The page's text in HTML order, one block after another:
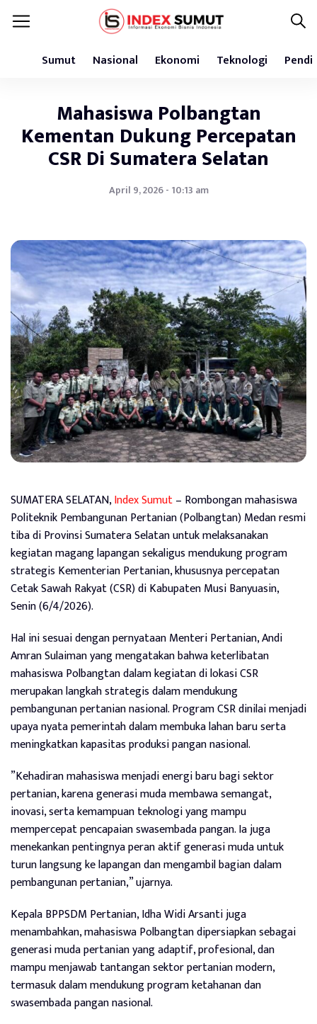
Sumut Nasional Ekonomi Teknologi
Mahasiswa Polbangtan
Kementan Dukung Percepatan
CSR Di Sumatera Selatan
April 9, 2026 - 10:13 am
SUMATERA SELATAN,Index Sumut– Rombongan mahasiswa
Politeknik Pembangunan Pertanian (Polbangtan) Medan resmi
tiba di Provinsi Sumatera Selatan untuk melaksanakan
kegiatan magang lapangan sekaligus mendukung program
strategis Kementerian Pertanian, khususnya percepatan
Cetak Sawah Rakyat (CSR) di Kabupaten Musi Banyuasin,
Senin (6/4/2026).
Hal ini sesuai dengan pernyataan Menteri Pertanian, Andi
Amran Sulaiman yang mengatakan bahwa keterlibatan
mahasiswa Polbangtan dalam kegiatan di lokasi CSR
merupakan langkah strategis dalam mendukung
pembangunan pertanian nasional. Program CSR dinilai menjadi
upaya nyata pemerintah dalam membuka lahan baru serta
meningkatkan kapasitas produksi pangan nasional.
”Kehadiran mahasiswa menjadi energi baru bagi sektor
pertanian, karena generasi muda membawa semangat,
inovasi, serta kemampuan teknologi yang mampu
mempercepat pencapaian swasembada pangan. Ia juga
menekankan pentingnya peran aktif generasi muda untuk
turun langsung ke lapangan dan mengambil bagian dalam
pembangunan pertanian,” ujarnya.
Kepala BPPSDM Pertanian, Idha Widi Arsanti juga
menambahkan, mahasiswa Polbangtan dipersiapkan sebagai
generasi muda pertanian yang adaptif, profesional, dan
mampu menjawab tantangan sektor pertanian modern,
termasuk dalam mendukung program ketahanan dan
swasembada pangan nasional.